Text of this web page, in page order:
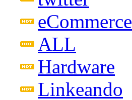
eCommerce
ALL
Hardware
Linkeando